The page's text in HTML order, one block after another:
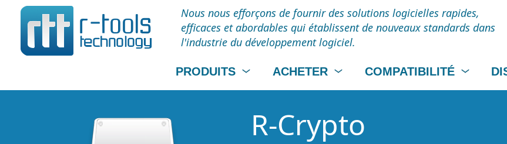
Nous nous efforçons de fournir des solutions logicielles rapides,
efficaces et abordables qui établissent de nouveaux standards dans
l'industrie du développement logiciel.
PRODUITS ACHETER COMPATIBILITÉ
R-Crypto